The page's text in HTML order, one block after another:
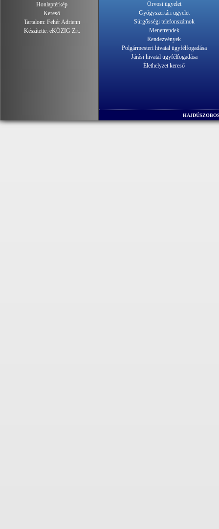
Honlaptérkép
Kereső
Tartalom: Fehér Adrienn
Készítette: eKÖZIG Zrt.
Orvosi ügyelet
Gyógyszertári ügyelet
Sürgősségi telefonszámok
Menetrendek
Rendezvények
Polgármesteri hivatal ügyfélfogadása
Járási hivatal ügyfélfogadása
Élethelyzet kereső